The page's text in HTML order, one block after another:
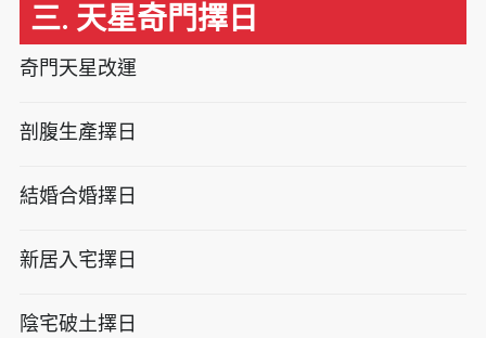
三. 天星奇門擇日
奇門天星改運
剖腹生產擇日
結婚合婚擇日
新居入宅擇日
陰宅破土擇日